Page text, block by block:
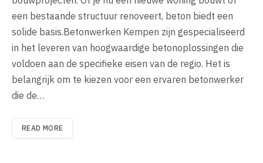
een bestaande structuur renoveert, beton biedt een
solide basis.Betonwerken Kempen zijn gespecialiseerd
in het leveren van hoogwaardige betonoplossingen die
voldoen aan de specifieke eisen van de regio. Het is
belangrijk om te kiezen voor een ervaren betonwerker
die de…
READ MORE